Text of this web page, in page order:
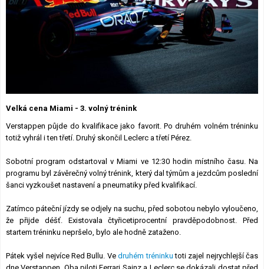
Výsledky F1
Týmy a jezdci F1
Okruhy F1
Velká cena Miami - 3. volný trénink
Verstappen půjde do kvalifikace jako favorit. Po druhém volném tréninku
totiž vyhrál i ten třetí. Druhý skončil Leclerc a třetí Pérez.
Sobotní program odstartoval v Miami ve 12:30 hodin místního času. Na
programu byl závěrečný volný trénink, který dal týmům a jezdcům poslední
šanci vyzkoušet nastavení a pneumatiky před kvalifikací.
Zatímco páteční jízdy se odjely na suchu, před sobotou nebylo vyloučeno,
že přijde déšť. Existovala čtyřicetiprocentní pravděpodobnost. Před
startem tréninku nepršelo, bylo ale hodně zataženo.
Pátek vyšel nejvíce Red Bullu. Vedruhém tréninku toti zajel nejrychlejší čas